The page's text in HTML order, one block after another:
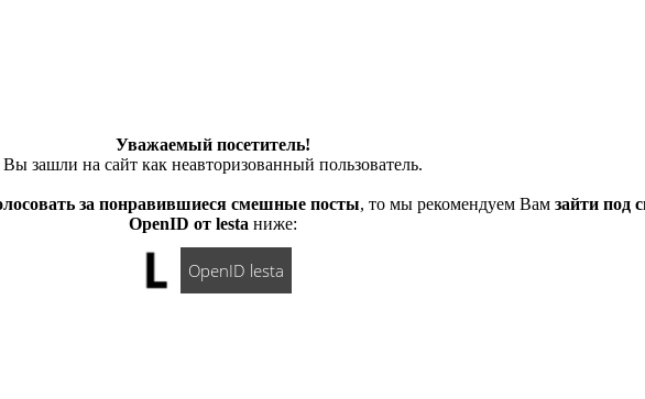
Уважаемый посетитель!
Вы зашли на сайт как неавторизованный пользователь.
за понравившиеся смешные посты, то мы рекомендуем Вам зайти под
OpenID от lesta ниже:
OpenID lesta